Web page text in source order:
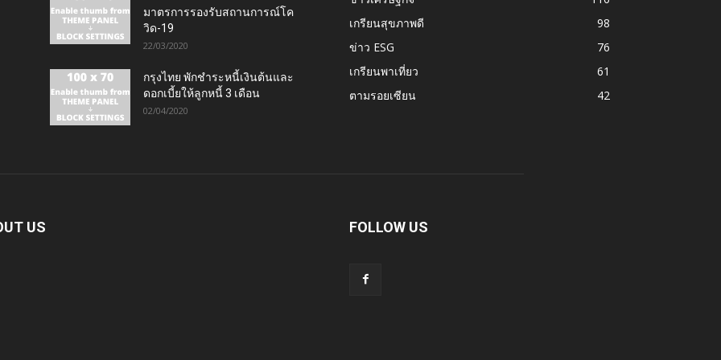
มาตรการรองรับสถานการณ์โค
วิด-19
22/03/2020
กรุงไทย พักชำระหนี้เงินต้นและ
ดอกเบี้ยให้ลูกหนี้ 3 เดือน
02/04/2020
เกรียนสุขภาพดี
98
ข่าว ESG
76
เกรียนพาเที่ยว
61
ตามรอยเซียน
42
US FOLLOW US